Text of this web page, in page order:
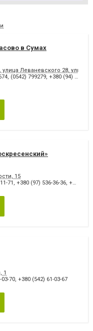
в Сумах
улица Леваневского 28,
, (0542) 799279, +380 (94) 9717279
15
71 , +380 (97) 536-36-36, +380 (99) 437-35-35
1
03-70, +380 (542) 61-03-67